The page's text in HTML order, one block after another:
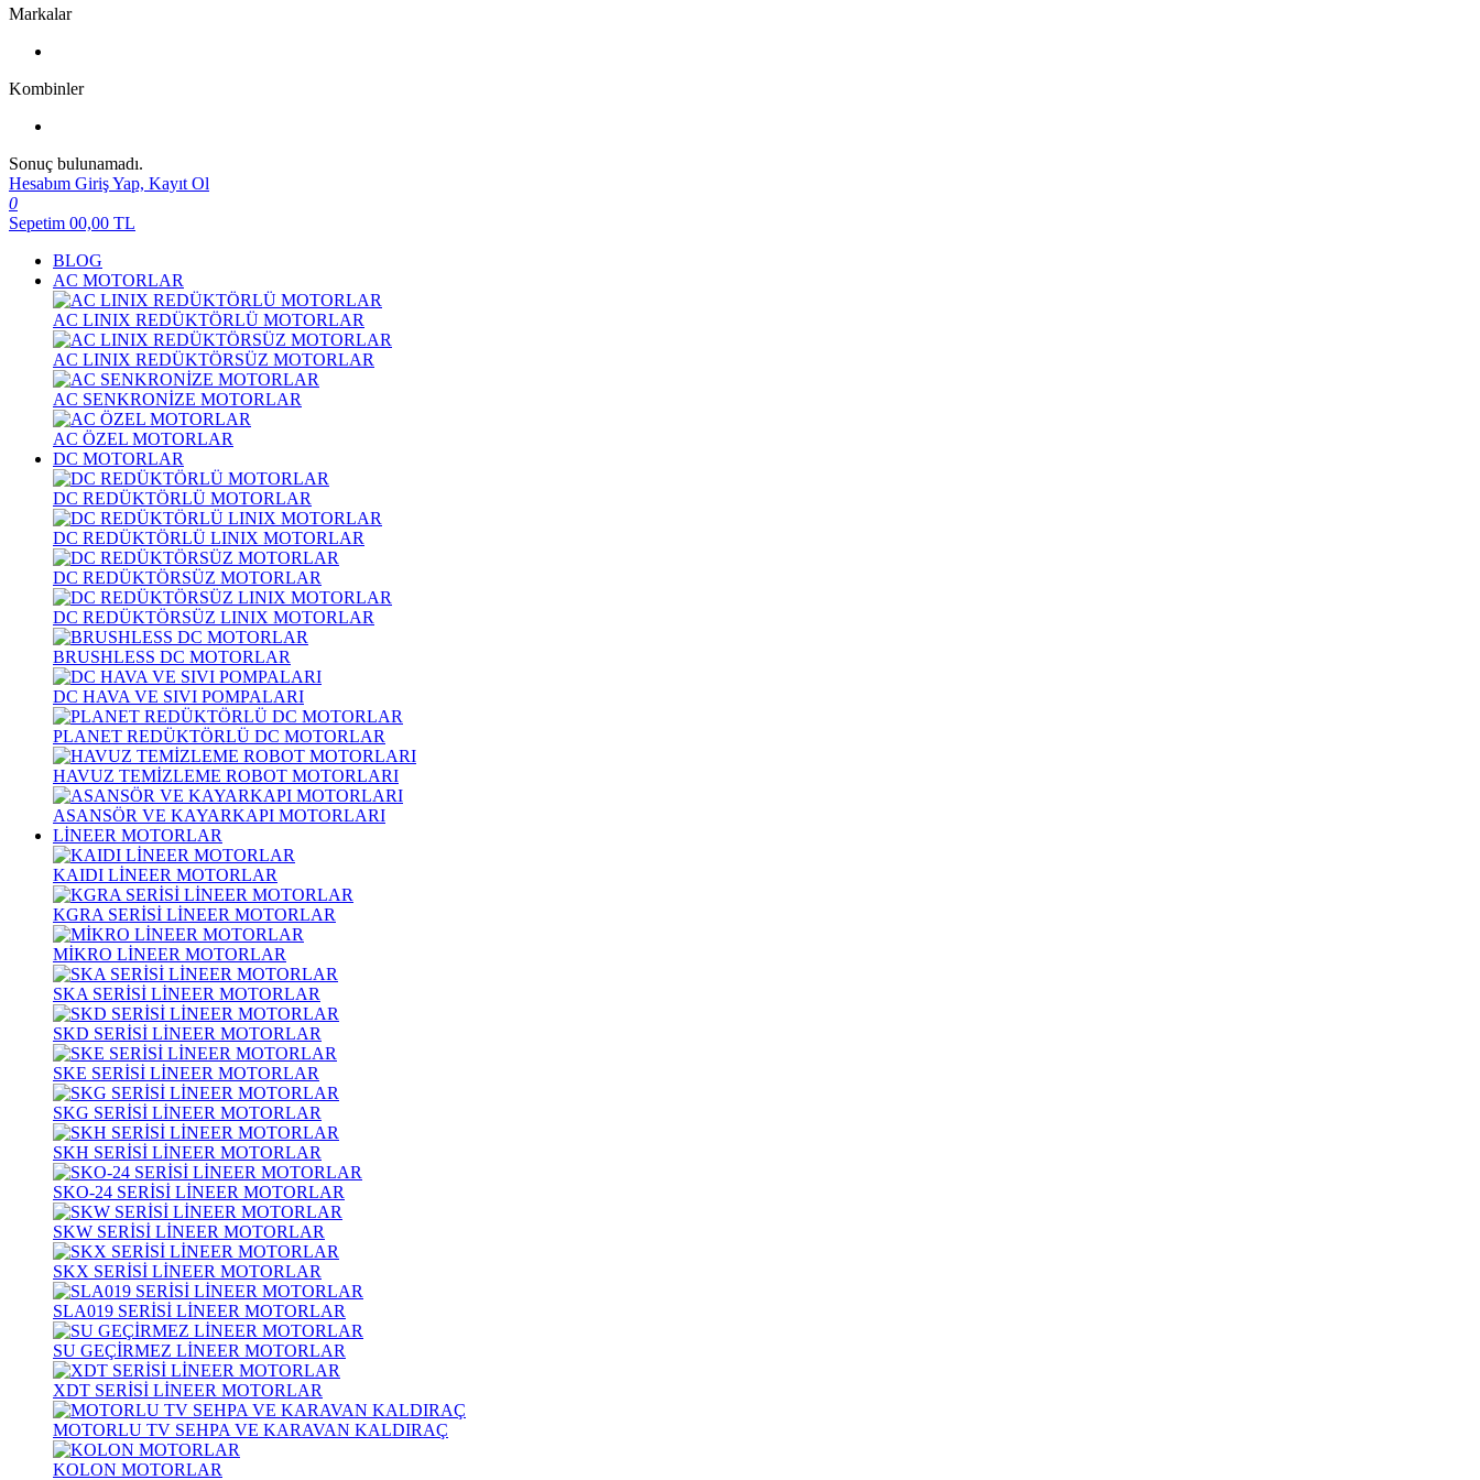
Markalar
Kombinler
Sonuç bulunamadı.
Hesabım Giriş Yap, Kayıt Ol
0
Sepetim 00,00 TL
BLOG
AC MOTORLAR
AC LINIX REDÜKTÖRLÜ MOTORLAR
AC LINIX REDÜKTÖRSÜZ MOTORLAR
AC SENKRONİZE MOTORLAR
AC ÖZEL MOTORLAR
DC MOTORLAR
DC REDÜKTÖRLÜ MOTORLAR
DC REDÜKTÖRLÜ LINIX MOTORLAR
DC REDÜKTÖRSÜZ MOTORLAR
DC REDÜKTÖRSÜZ LINIX MOTORLAR
BRUSHLESS DC MOTORLAR
DC HAVA VE SIVI POMPALARI
PLANET REDÜKTÖRLÜ DC MOTORLAR
HAVUZ TEMİZLEME ROBOT MOTORLARI
ASANSÖR VE KAYARKAPI MOTORLARI
LİNEER MOTORLAR
KAIDI LİNEER MOTORLAR
KGRA SERİSİ LİNEER MOTORLAR
MİKRO LİNEER MOTORLAR
SKA SERİSİ LİNEER MOTORLAR
SKD SERİSİ LİNEER MOTORLAR
SKE SERİSİ LİNEER MOTORLAR
SKG SERİSİ LİNEER MOTORLAR
SKH SERİSİ LİNEER MOTORLAR
SKO-24 SERİSİ LİNEER MOTORLAR
SKW SERİSİ LİNEER MOTORLAR
SKX SERİSİ LİNEER MOTORLAR
SLA019 SERİSİ LİNEER MOTORLAR
SU GEÇİRMEZ LİNEER MOTORLAR
XDT SERİSİ LİNEER MOTORLAR
MOTORLU TV SEHPA VE KARAVAN KALDIRAÇ
KOLON MOTORLAR